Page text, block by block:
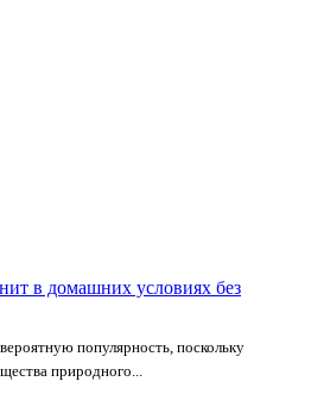
в домашних условиях без
популярность, поскольку
природного...